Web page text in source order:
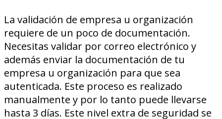
La validación de empresa u organización
requiere de un poco de documentación.
Necesitas validar por correo electrónico y
además enviar la documentación de tu
empresa u organización para que sea
autenticada. Este proceso es realizado
manualmente y por lo tanto puede llevarse
hasta 3 días. Este nivel extra de seguridad se